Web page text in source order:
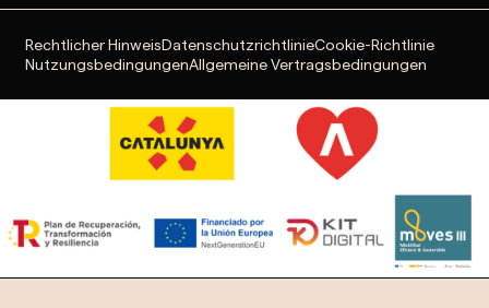
Rechtlicher HinweisDatenschutzrichtlinieCookie-Richtlinie
NutzungsbedingungenAllgemeine Vertragsbedingungen